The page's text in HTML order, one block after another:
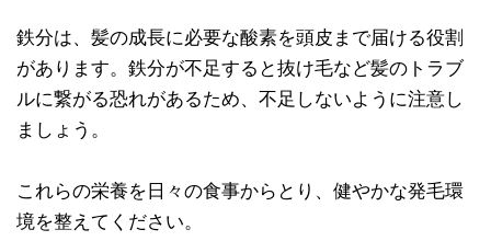
鉄分は、髪の成長に必要な酸素を頭皮まで届ける役割
があります。鉄分が不足すると抜け毛など髪のトラブ
ルに繋がる恐れがあるため、不足しないように注意し
ましょう。
これらの栄養を日々の食事からとり、健やかな発毛環
境を整えてください。